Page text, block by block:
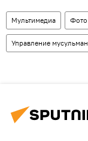
Мультимедиа Фото
Управление